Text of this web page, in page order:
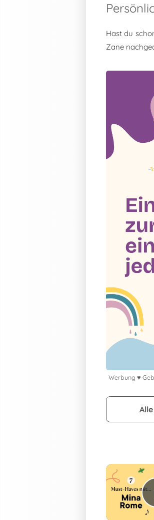
Hast du
Zane
Werbung ♥